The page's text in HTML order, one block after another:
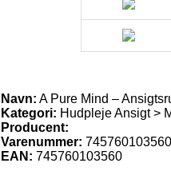
Navn: A Pure Mind –
Kategori: Hudpleje Ansigt >
Producent:
Varenummer: 745760103560
EAN: 745760103560